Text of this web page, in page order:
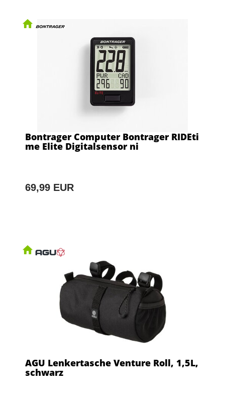
Bontrager Computer Bontrager RIDEti
me Elite Digitalsensor ni
69,99 EUR
AGU Lenkertasche Venture Roll, 1,5L,
schwarz